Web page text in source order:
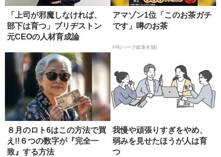
「上司が邪魔しなければ、
部下は育つ」ブリヂストン
元C‌E‌Oの人材育成論
アマゾン1位「このお茶ガチ
です」噂のお茶
PR(ハーブ健康本舗)
８月のロト6はこの方法で買
え!!６つの数字が『完全一
致』する方法
我慢や頑張りすぎをやめ、
弱みを見せたほうが人は育
つ